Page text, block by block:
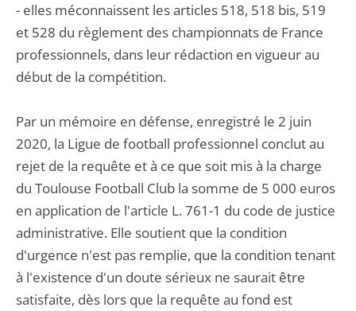
- elles méconnaissent les articles 518, 518 bis, 519
et 528 du règlement des championnats de France
professionnels, dans leur rédaction en vigueur au
début de la compétition.
Par un mémoire en défense, enregistré le 2 juin
2020, la Ligue de football professionnel conclut au
rejet de la requête et à ce que soit mis à la charge
du Toulouse Football Club la somme de 5 000 euros
en application de l'article L. 761-1 du code de justice
administrative. Elle soutient que la condition
d'urgence n'est pas remplie, que la condition tenant
à l'existence d'un doute sérieux ne saurait être
satisfaite, dès lors que la requête au fond est